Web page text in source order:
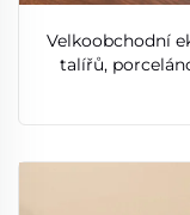
Velkoobchodní
talířů,